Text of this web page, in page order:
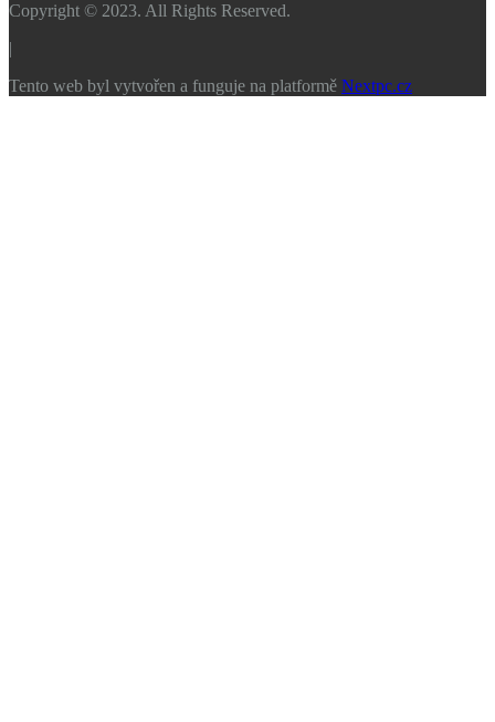
Copyright © 2023. All Rights Reserved.
|
Tento web byl vytvořen a funguje na platformě Nextpc.cz